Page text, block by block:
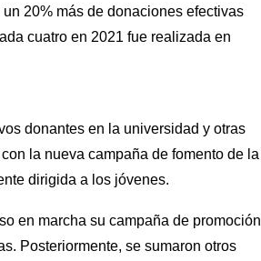
20% más de donaciones efectivas
cuatro en 2021 fue realizada en
donantes en la universidad y otras
la nueva campaña de fomento de la
dirigida a los jóvenes.
en marcha su campaña de promoción
Posteriormente, se sumaron otros